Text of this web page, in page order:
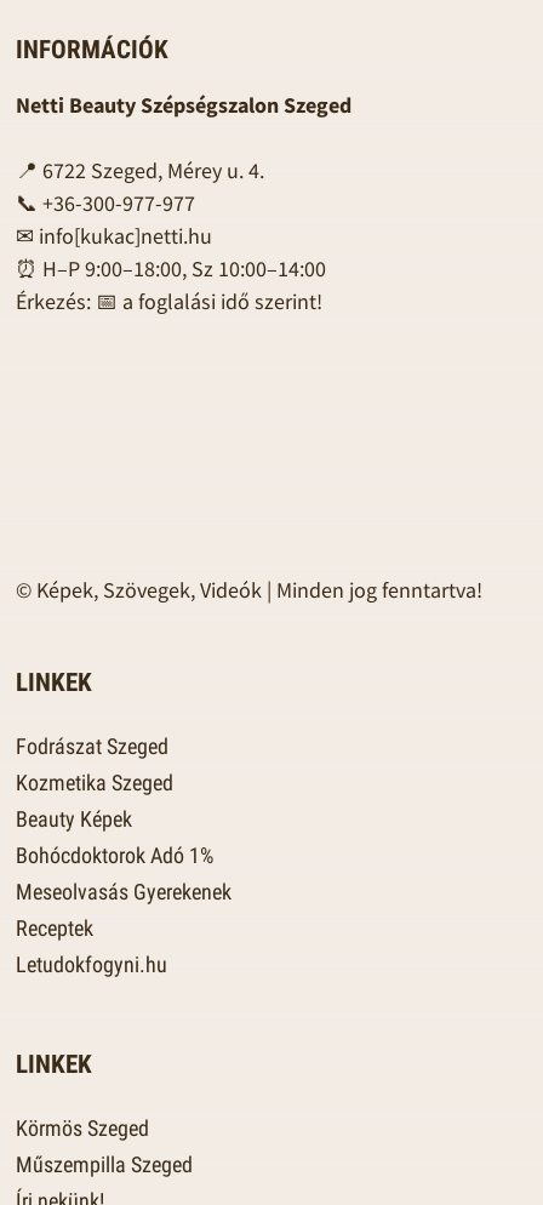
INFORMÁCIÓK
Netti Beauty Szépségszalon Szeged
📍 6722 Szeged, Mérey u. 4.
📞 +36-300-977-977
✉ info[kukac]netti.hu
⏰ H–P 9:00–18:00, Sz 10:00–14:00
Érkezés: 📅 a foglalási idő szerint!
© Képek, Szövegek, Videók | Minden jog fenntartva!
LINKEK
Fodrászat Szeged
Kozmetika Szeged
Beauty Képek
Bohócdoktorok Adó 1%
Meseolvasás Gyerekenek
Receptek
Letudokfogyni.hu
LINKEK
Körmös Szeged
Műszempilla Szeged